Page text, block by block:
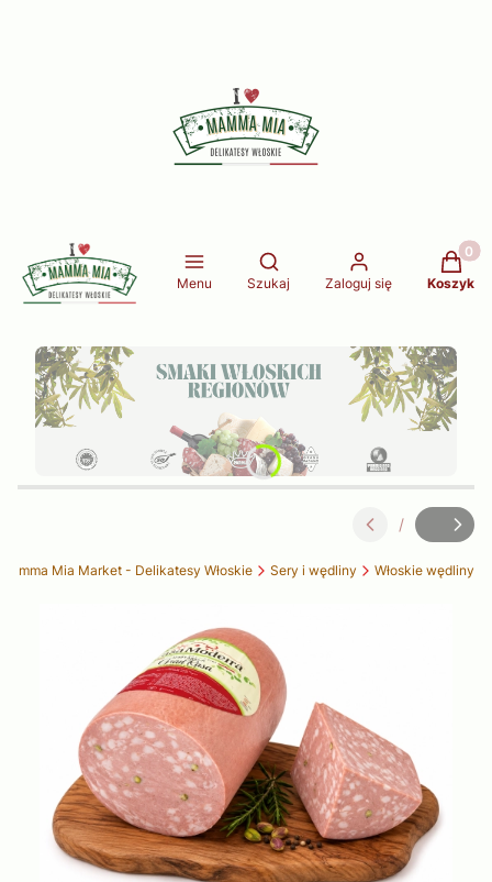
Menu
Otwórz wyszukiwarkę
Szukaj Zaloguj się Koszyk
Slajd
/
z
Mia Market - Delikatesy Włoskie Sery i wędliny Włoskie wędliny